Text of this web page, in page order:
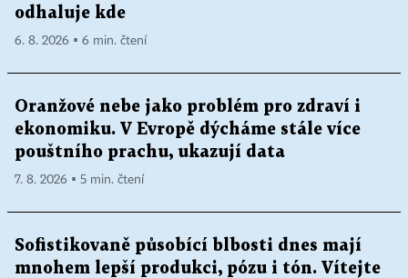
odhaluje kde
6. 8. 2026 ▪ 6 min. čtení
Oranžové nebe jako problém pro zdraví i
ekonomiku. V Evropě dýcháme stále více
pouštního prachu, ukazují data
7. 8. 2026 ▪ 5 min. čtení
Sofistikovaně působící blbosti dnes mají
mnohem lepší produkci, pózu i tón. Vítejte